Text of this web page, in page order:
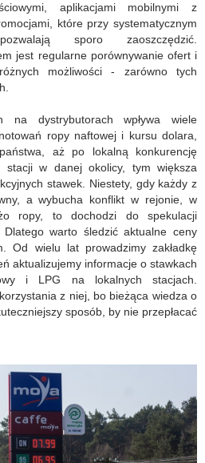
aplikacjami mobilnymi z
które przy systematycznym
sporo zaoszczędzić.
jest regularne porównywanie ofert i
możliwości - zarówno tych
na dystrybutorach wpływa wiele
ropy naftowej i kursu dolara,
aż po lokalną konkurencję
stacji w danej okolicy, tym większa
stawek. Niestety, gdy każdy z
a wybucha konflikt w rejonie, w
ropy, to dochodzi do spekulacji
warto śledzić aktualne ceny
Od wielu lat prowadzimy zakładkę
aktualizujemy informacje o stawkach
i LPG na lokalnych stacjach.
z niej, bo bieżąca wiedza o
sposób, by nie przepłacać